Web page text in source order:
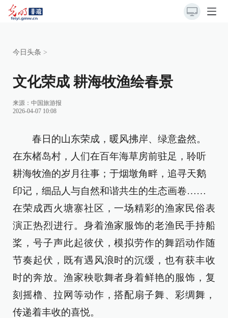
今日头条 >
文化荣成 耕海牧渔绘春景
来源： 中国旅游报
2026-04-07 10:08
春日的山东荣成，暖风拂岸、绿意盎然。
在东楮岛村，人们在百年海草房前驻足，聆听
耕海牧渔的岁月往事；于烟墩角畔，追寻天鹅
印记，细品人与自然和谐共生的生态画卷……
在荣成西火塘寨社区，一场精彩的渔家民俗表
演正热烈进行。身着渔家服饰的老渔民手持船
桨，号子声此起彼伏，模拟劳作的舞蹈动作随
节奏起伏，既有遇风浪时的沉缓，也有获丰收
时的奔放。渔家秧歌舞者身着鲜艳的服饰，复
刻摇橹、拉网等动作，搭配扇子舞、彩绸舞，
传递着丰收的喜悦。